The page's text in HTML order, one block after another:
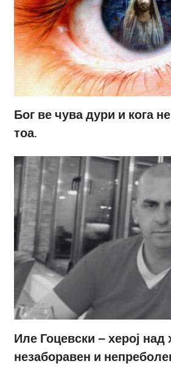
Бог ве чува дури и кога
тоа.
Иле Гоцевски – херој над
незаборавен и